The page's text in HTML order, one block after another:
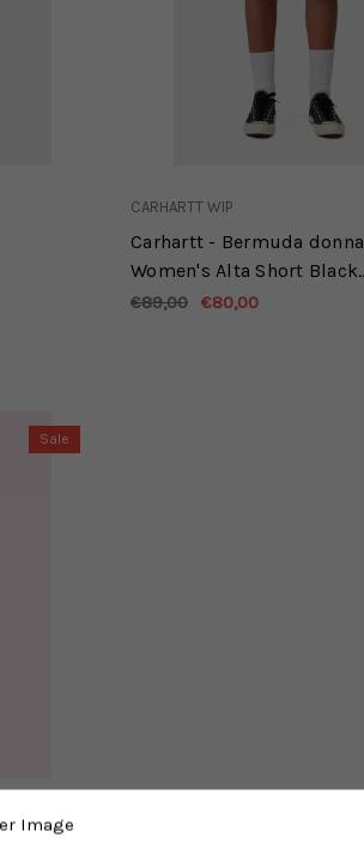
CARHARTT WIP
Carhartt - Bermuda donna
Women's Alta Short Black
Stone washed
€89,00 €80,00
Sale